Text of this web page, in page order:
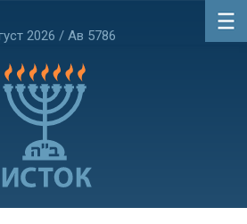
2026 / Ав 5786